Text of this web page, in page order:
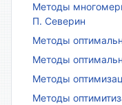
Методы
П. Северин
Методы
Методы
Методы
Методы